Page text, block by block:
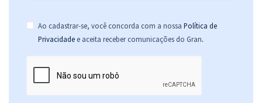
Ao cadastrar-se, você concorda com a nossa Política de
Privacidade e aceita receber comunicações do Gran.